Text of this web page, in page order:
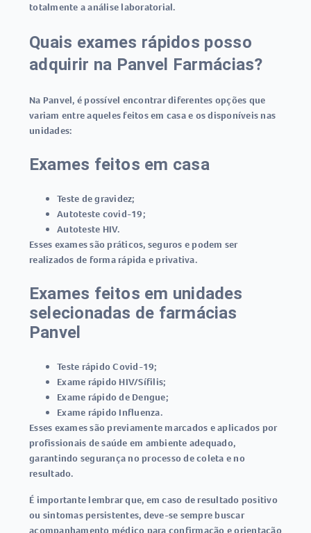
totalmente a análise laboratorial.
Quais exames rápidos posso
adquirir na Panvel Farmácias?
Na Panvel, é possível encontrar diferentes opções que
variam entre aqueles feitos em casa e os disponíveis nas
unidades:
Exames feitos em casa
Teste de gravidez;
Autoteste covid-19;
Autoteste HIV.
Esses exames são práticos, seguros e podem ser
realizados de forma rápida e privativa.
Exames feitos em unidades
selecionadas de farmácias
Panvel
Teste rápido Covid-19;
Exame rápido HIV/Sífilis;
Exame rápido de Dengue;
Exame rápido Influenza.
Esses exames são previamente marcados e aplicados por
profissionais de saúde em ambiente adequado,
garantindo segurança no processo de coleta e no
resultado.
É importante lembrar que, em caso de resultado positivo
ou sintomas persistentes, deve-se sempre buscar
acompanhamento médico para confirmação e orientação